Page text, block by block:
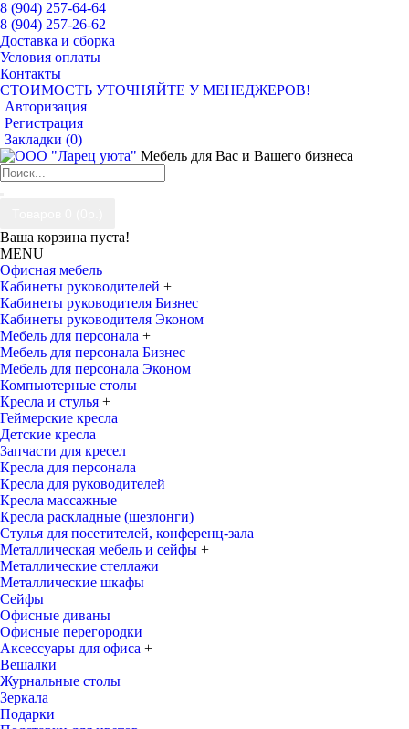
8 (904) 257-64-64
8 (904) 257-26-62
Доставка и сборка
Условия оплаты
Контакты
СТОИМОСТЬ УТОЧНЯЙТЕ У МЕНЕДЖЕРОВ!
Авторизация
Регистрация
Закладки (0)
Мебель для Вас и Вашего бизнеса
Ваша корзина пуста!
MENU
Офисная мебель
Кабинеты руководителей +
Кабинеты руководителя Бизнес
Кабинеты руководителя Эконом
Мебель для персонала +
Мебель для персонала Бизнес
Мебель для персонала Эконом
Компьютерные столы
Кресла и стулья +
Геймерские кресла
Детские кресла
Запчасти для кресел
Кресла для персонала
Кресла для руководителей
Кресла массажные
Кресла раскладные (шезлонги)
Стулья для посетителей, конференц-зала
Металлическая мебель и сейфы +
Металлические стеллажи
Металлические шкафы
Сейфы
Офисные диваны
Офисные перегородки
Аксессуары для офиса +
Вешалки
Журнальные столы
Зеркала
Подарки